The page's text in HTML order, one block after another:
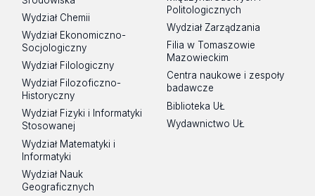
Wydział Chemii
Wydział Ekonomiczno-
Socjologiczny
Wydział Filologiczny
Wydział Filozoficzno-
Historyczny
Wydział Fizyki i Informatyki
Stosowanej
Wydział Matematyki i
Informatyki
Wydział Nauk
Geograficznych
Politologicznych
Wydział Zarządzania
Filia w Tomaszowie
Mazowieckim
Centra naukowe i zespoły
badawcze
Biblioteka UŁ
Wydawnictwo UŁ